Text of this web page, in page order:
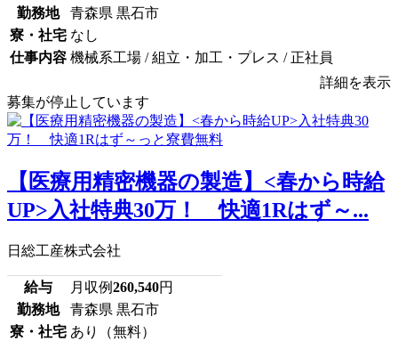
勤務地
青森県 黒石市
寮・社宅 なし
仕事内容 機械系工場 / 組立・加工・プレス / 正社員
詳細を表示
募集が停止しています
【医療用精密機器の製造】<春から時給
UP>入社特典30万！ 快適1Rはず～...
日総工産株式会社
給与 月収例260,540円
勤務地
青森県 黒石市
寮・社宅 あり（無料）